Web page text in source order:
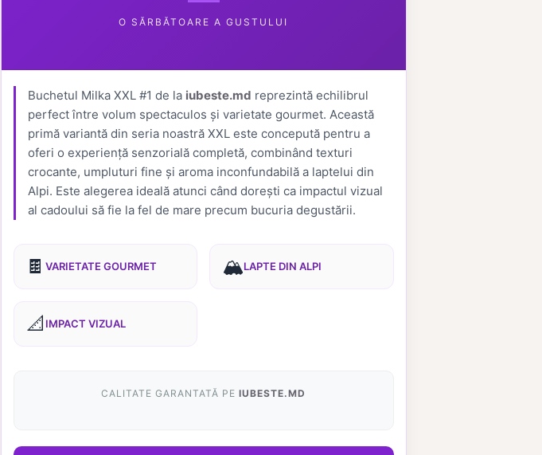
O SĂRBĂTOARE A GUSTULUI
Buchetul Milka XXL #1 de la iubeste.md reprezintă echilibrul
perfect între volum spectaculos și varietate gourmet. Această
primă variantă din seria noastră XXL este concepută pentru a
oferi o experiență senzorială completă, combinând texturi
crocante, umpluturi fine și aroma inconfundabilă a laptelui din
Alpi. Este alegerea ideală atunci când dorești ca impactul vizual
al cadoului să fie la fel de mare precum bucuria degustării.
🍫 VARIETATE GOURMET 🏔️LAPTE DIN ALPI
📐 IMPACT VIZUAL
CALITATE GARANTATĂ PEIUBESTE.MD